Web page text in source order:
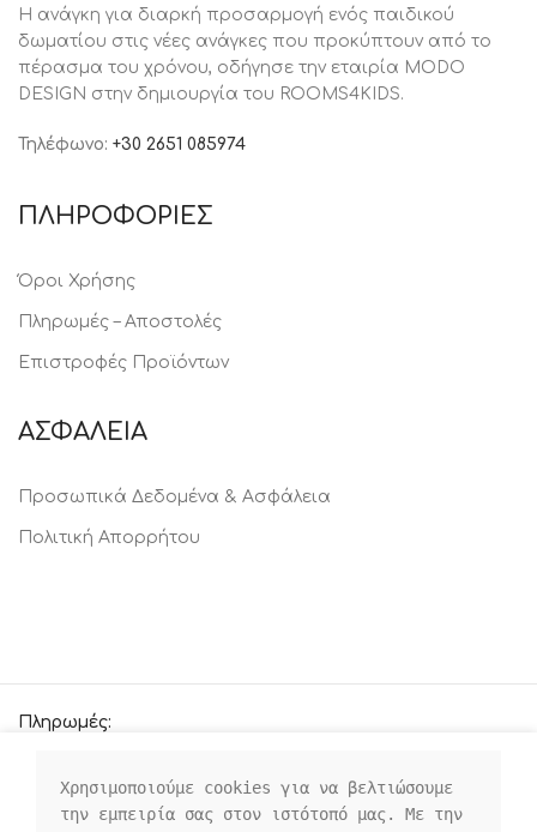
Η ανάγκη για διαρκή προσαρμογή ενός παιδικού
δωματίου στις νέες ανάγκες που προκύπτουν από το
πέρασμα του χρόνου, oδήγησε την εταιρία MODO
DESIGN στην δημιουργία του ROOMS4KIDS.
Τηλέφωνο: +30 2651 085974
ΠΛΗΡΟΦΟΡΙΕΣ
Όροι Χρήσης
Πληρωμές – Αποστολές
Επιστροφές Προϊόντων
ΑΣΦΑΛΕΙΑ
Προσωπικά Δεδομένα & Ασφάλεια
Πολιτική Απορρήτου
Πληρωμές:
Οι κοινωνικοί μας σύνδεσμοι:
Χρησιμοποιούμε cookies για να βελτιώσουμε
την εμπειρία σας στον ιστότοπό μας. Με την